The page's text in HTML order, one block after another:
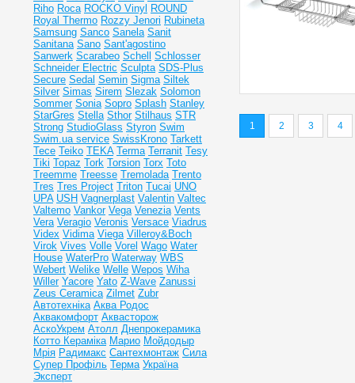
1 2 3 4
Riho Roca ROCKO Vinyl ROUND
Royal Thermo Rozzy Jenori Rubineta
Samsung Sanco Sanela Sanit
Sanitana Sano Sant'agostino
Sanwerk Scarabeo Schell
Schlosser
Schneider Electric Sculpta SDS-Plus
Secure Sedal Semin Sigma Siltek
Silver Simas Sirem Slezak Solomon
Sommer Sonia Sopro Splash Stanley
StarGres Stella Sthor Stilhaus STR
Strong StudioGlass Styron Swim
Swim.ua service SwissKrono Tarkett
Tece Teiko TEKA Terma Terranit Tesy
Tiki Topaz Tork Torsion Torx Toto
Treemme Treesse Tremolada Trento
Tres Tres Project Triton Tucai UNO
UPA USH Vagnerplast Valentin Valtec
Valtemo Vankor Vega Venezia Vents
Vera Veragio Veronis Versace Viadrus
Videx Vidima Viega Villeroy&Boch
Virok Vives Volle Vorel Wago Water
House WaterPro Waterway WBS
Webert Welike Welle Wepos Wiha
Willer Yacore Yato Z-Wave Zanussi
Zeus Ceramica Zilmet Zubr
Автотехніка Аква Родос
Аквакомфорт Аквасторож
АскоУкрем Атолл Днепрокерамика
Котто Кераміка Марио Мойдодыр
Мрія Радимакс Сантехмонтаж Сила
Супер Профіль Терма Україна
Эксперт